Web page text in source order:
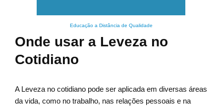
Educação a Distância de Qualidade
Onde usar a Leveza no
Cotidiano
A Leveza no cotidiano pode ser aplicada em diversas áreas
da vida, como no trabalho, nas relações pessoais e na